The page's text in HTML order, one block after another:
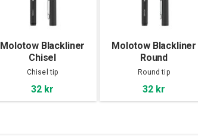
Molotow Blackliner
Chisel
Chisel tip
32 kr
Molotow Blackliner
Round
Round tip
32 kr